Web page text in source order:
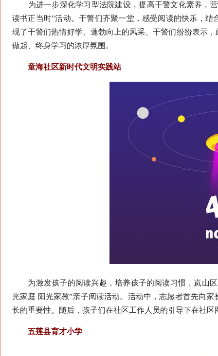
为进一步深化学习型法院建设，提高干警文化素养，营
读书正当时”活动。干警们齐聚一堂，感受阅读的快乐，
现了干警们热情好学、蓬勃向上的风采。干警们纷纷表示
做起、终身学习的浓厚氛围。
童海社区新时代文明实践站
为激发孩子的阅读兴趣，培养孩子的阅读习惯，岚山区
光家庭 阳光家教”亲子阅读活动。活动中，志愿者首先向
长的重要性。随后，孩子们在社区工作人员的引导下在社
五莲县育才小学